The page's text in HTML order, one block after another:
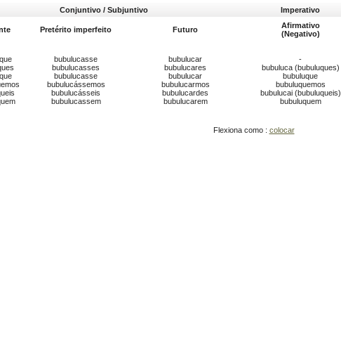
Conjuntivo / Subjuntivo
Imperativo
Pretérito imperfeito Futuro
Afirmativo
(Negativo)
bubulucasse
bubulucasses
bubulucasse
bubulucássemos
bubulucásseis
bubulucassem
bubulucar
bubulucares
bubulucar
bubulucarmos
bubulucardes
bubulucarem
-
bubuluca (bubuluques)
bubuluque
bubuluquemos
bubulucai (bubuluqueis)
bubuluquem
Flexiona como : colocar